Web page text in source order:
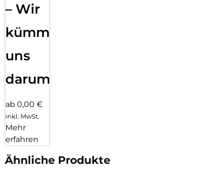
– Wir
kümmern
uns
darum!
ab 0,00 €
inkl. MwSt.
Mehr
erfahren
Ähnliche Produkte